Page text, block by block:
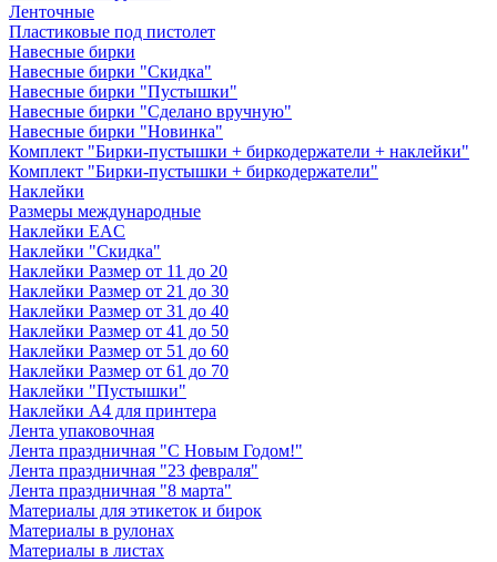
Ленточные
Пластиковые под пистолет
Навесные бирки
Навесные бирки "Скидка"
Навесные бирки "Пустышки"
Навесные бирки "Сделано вручную"
Навесные бирки "Новинка"
Комплект "Бирки-пустышки + биркодержатели + наклейки"
Комплект "Бирки-пустышки + биркодержатели"
Наклейки
Размеры международные
Наклейки EAC
Наклейки "Скидка"
Наклейки Размер от 11 до 20
Наклейки Размер от 21 до 30
Наклейки Размер от 31 до 40
Наклейки Размер от 41 до 50
Наклейки Размер от 51 до 60
Наклейки Размер от 61 до 70
Наклейки "Пустышки"
Наклейки А4 для принтера
Лента упаковочная
Лента праздничная "С Новым Годом!"
Лента праздничная "23 февраля"
Лента праздничная "8 марта"
Материалы для этикеток и бирок
Материалы в рулонах
Материалы в листах